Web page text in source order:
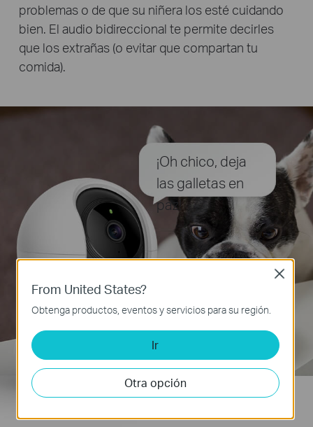
problemas o de que su niñera los esté cuidando
bien. El audio bidireccional te permite decirles
que los extrañas (o evitar que compartan tu
comida).
¡Oh chico, deja
las galletas en
paz!
From United States?
Obtenga productos, eventos y servicios para su región.
Ir
Otra opción
Close